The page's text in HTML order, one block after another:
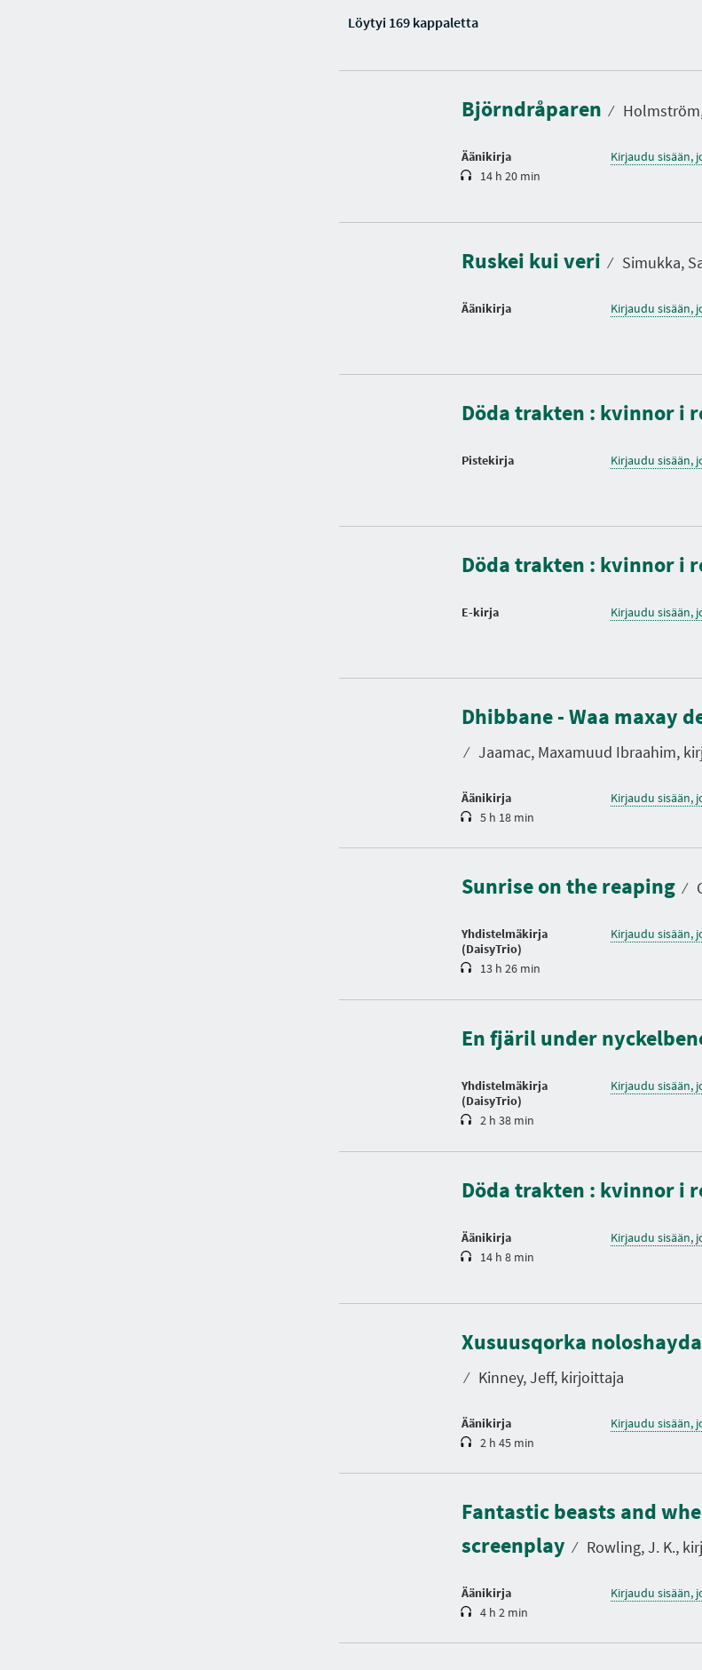
Löytyi 169 kappaletta
Björndråparen ⁄
Äänikirja
s
o
14 h 20 min
Kirjaudu sisään,
Ruskei kui veri ⁄ Simukka,
Äänikirja Kirjaudu sisään,
Döda trakten : kvinnor i
Pistekirja Kirjaudu sisään,
Döda trakten : kvinnor i
E-kirja Kirjaudu sisään,
Dhibbane - Waa maxay
⁄ Jaamac, Maxamuud Ibraahim,
Äänikirja
K
s
t
o
5 h 18 min
Kirjaudu sisään,
Sunrise on the reaping ⁄
Yhdistelmäkirja
(DaisyTrio)
e
t
o
13 h 26 min
Kirjaudu sisään,
En fjäril under
Yhdistelmäkirja
(DaisyTrio)
e
t
o
2 h 38 min
Kirjaudu sisään,
Döda trakten : kvinnor i
Äänikirja
K
s
o
14 h 8 min
Kirjaudu sisään,
Xusuusqorka
⁄ Kinney, Jeff, kirjoittaja
Äänikirja
K
s
t
o
2 h 45 min
Kirjaudu sisään,
Fantastic beasts and
screenplay ⁄ Rowling, J. K.,
Äänikirja
K
s
t
o
4 h 2 min
Kirjaudu sisään,
e